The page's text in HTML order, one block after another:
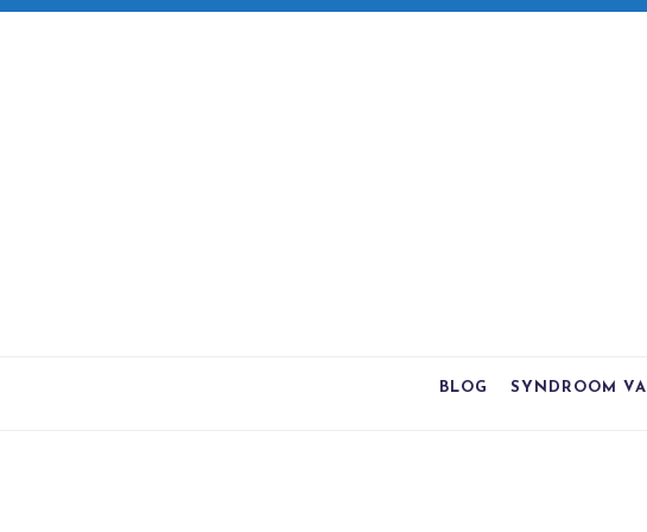
BLOG SYNDROOM